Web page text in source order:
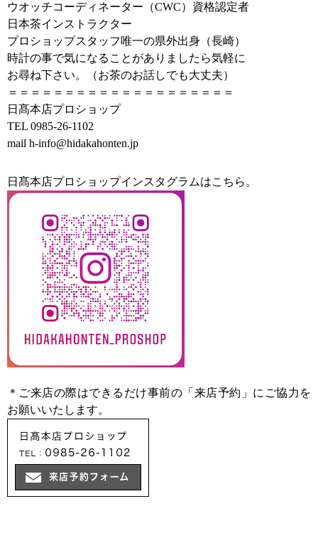
ウオッチコーディネーター（CWC）資格認定者
日本茶インストラクター
プロショップスタッフ唯一の県外出身（長崎）
時計の事で気になることがありましたら気軽に
お尋ね下さい。（お茶のお話しでも大丈夫）
＝＝＝＝＝＝＝＝＝＝＝＝＝＝＝＝＝＝＝＝
日髙本店プロショップ
TEL 0985-26-1102
mail h-info@hidakahonten.jp
日髙本店プロショップインスタグラムはこちら。
＊ご来店の際はできるだけ事前の「来店予約」にご協力を
お願いいたします。